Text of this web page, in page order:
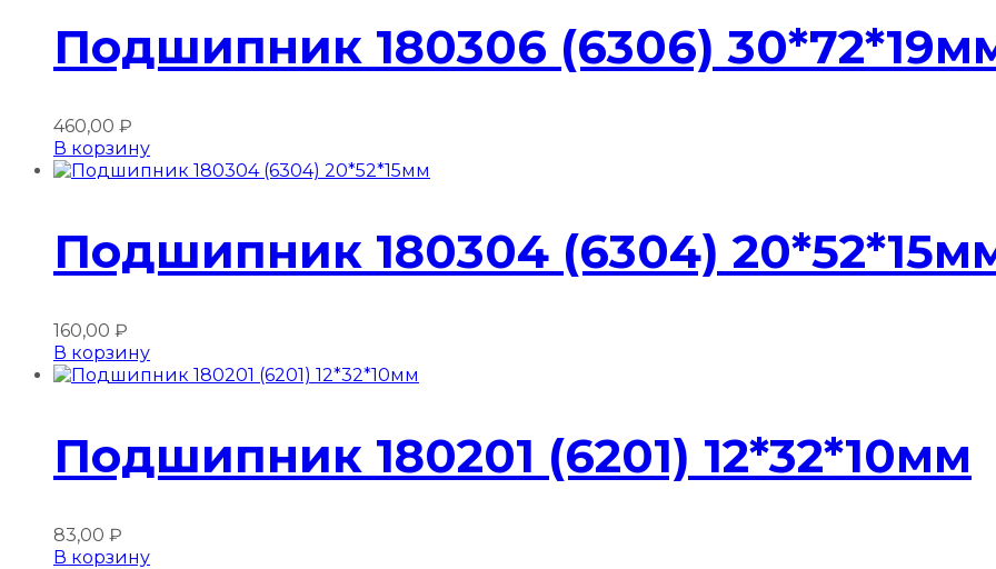
Подшипник 180306 (6306)
460,00 ₽
В корзину
Подшипник 180304 (6304)
160,00 ₽
В корзину
Подшипник 180201 (6201) 12*32*10мм
83,00 ₽
В корзину